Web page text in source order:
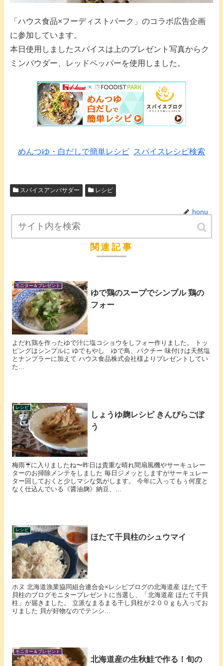
「ハウス食品×フーディストパーク」のコラボ広告企画
に参加しています。
本日使用しましたスパイスは上のプレゼント写真からク
ミンパウダー、レッドペッパーを使用しました。
めんつゆ・白だしで簡単レシピ スパイスレシピ検索
スパイスアンバサダー レシピ
honu
関連記事
モニター＆プレゼント
ゆで鶏のスープでシンプル 鶏の
フォー
よだれ鶏を作ったゆで汁に塩コショウをしフォー作りました。 トッ
ピングはシンプルに ゆでもやし ゆで鳥、パクチー 味付けは天然塩
とナンプラーに加えて ハウス食品株式会社様よりプレゼントしてい
た...
レシピ
しょうゆ麹レシピ きんぴらごぼ
う
梅雨☔️に入りましたね〜昨日は貴重な晴れ間扇風機やサーキュレー
ターのお掃除メンテをしました 毎日ジメッとしますがサーキュレー
ター回しておくと少しマシな気がします。 今年に入ってもぅ何度と
なく仕込んでいる《醤油麹》納豆、...
レシピ
ほたて干貝柱のシュウマイ
ホヌ 北海道漁業協同組合連合会×レシピブログの北海道産 ほたて干
貝柱のブログモニタープレゼントに当選し、「北海道産 ほたて干貝
柱」が届きました。 立派なまるまる干し貝柱が２００ｇも入ってお
りました 貝が好物なのでテンシ...
モニター＆プレゼント
北海道産の生秋鮭で作る！旬の